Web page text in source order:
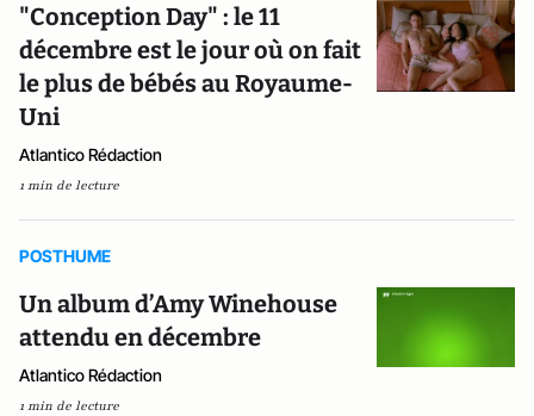
"Conception Day" : le 11
décembre est le jour où on fait
le plus de bébés au Royaume-
Uni
Atlantico Rédaction
1 min de lecture
POSTHUME
Un album d’Amy Winehouse
attendu en décembre
Atlantico Rédaction
1 min de lecture